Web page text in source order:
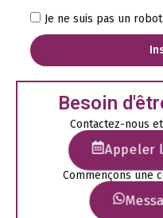
Je ne suis pas un robot
Besoin
Contactez-nous
Appeler
Commençons une